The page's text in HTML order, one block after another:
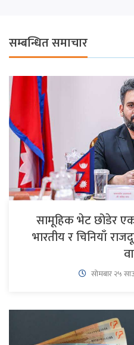
सम्बन्धित समाचार
सामूहिक भेट छोडेर
भारतीय र चिनियाँ
सोमबार २५